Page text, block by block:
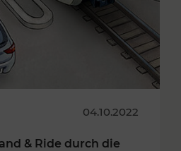
04.10.2022
& Ride durch die